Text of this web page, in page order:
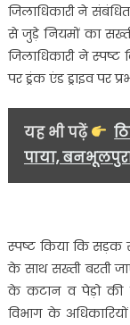
जिलाधिकारी ने
से जुड़े नियमों का
जिलाधिकारी ने
पर ड्रंक एंड ड्राइव पर
यह भी पढ़ें
पाया,
स्पष्ट किया कि सड़क
के साथ सख्ती बरती
के कटान व पेड़ो की
विभाग के